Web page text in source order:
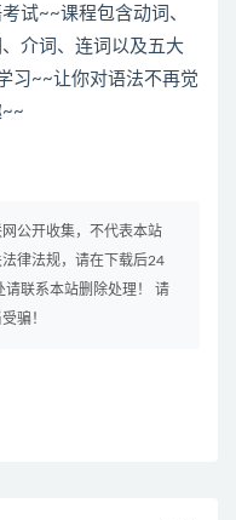
试~~课程包含动词、
介词、连词以及五大
习~~让你对语法不再觉
公开收集，不代表本站
律法规，请在下载后24
请联系本站删除处理！ 请
骗！